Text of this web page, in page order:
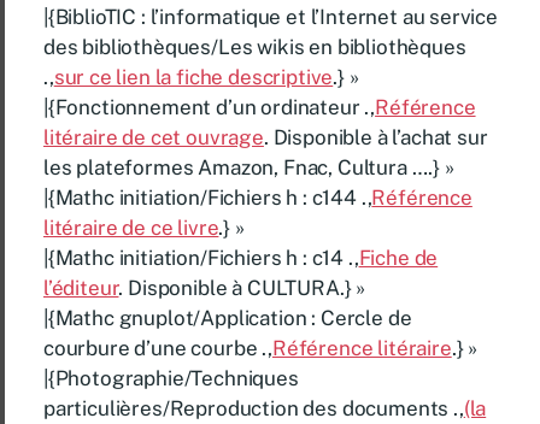
|{BiblioTIC : l’informatique et l’Internet au service
des bibliothèques/Les wikis en bibliothèques
.,sur ce lien la fiche descriptive.} »
|{Fonctionnement d’un ordinateur .,Référence
litéraire de cet ouvrage. Disponible à l’achat sur
les plateformes Amazon, Fnac, Cultura ….} »
|{Mathc initiation/Fichiers h : c144 .,Référence
litéraire de ce livre.} »
|{Mathc initiation/Fichiers h : c14 .,Fiche de
l’éditeur. Disponible à CULTURA.} »
|{Mathc gnuplot/Application : Cercle de
courbure d’une courbe .,Référence litéraire.} »
|{Photographie/Techniques
particulières/Reproduction des documents .,(la